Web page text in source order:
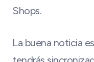
Shops.
La buena noticia